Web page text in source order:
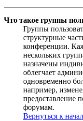
Что такое группы
Группы
структурные
конференции.
нескольких
назначены
облегчает
одновременно
например,
предоставление
форумам.
Вернуться к